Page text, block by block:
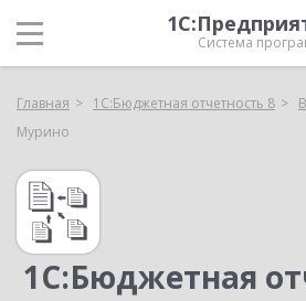
Система
Главная 1С:Бюджетная отчетность 8
Мурино
1С:Бюджетная